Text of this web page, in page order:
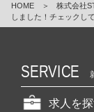
HOME ＞ 株式会社
しました！チェックし
SERVICE
求人を